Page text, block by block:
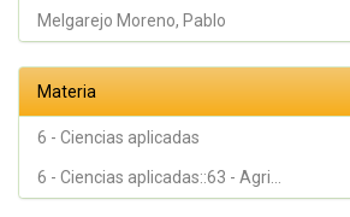
Melgarejo Moreno, Pablo
Materia
6 - Ciencias aplicadas
6 - Ciencias aplicadas::63 - Agri...